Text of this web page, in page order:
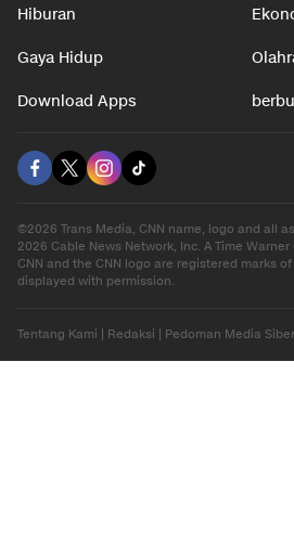
Hiburan
Gaya Hidup
Download Apps
©2026 Trans Media, CNN name, logo and all
2026 Cable News Network, Inc. A Time
CNN and the CNN logo are registered marks
displayed with permission.
Tentang Kami | Redaksi | Pedoman Media Siber